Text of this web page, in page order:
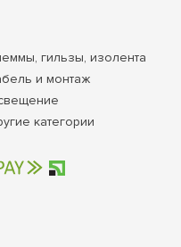
гильзы, изолента
и монтаж
категории